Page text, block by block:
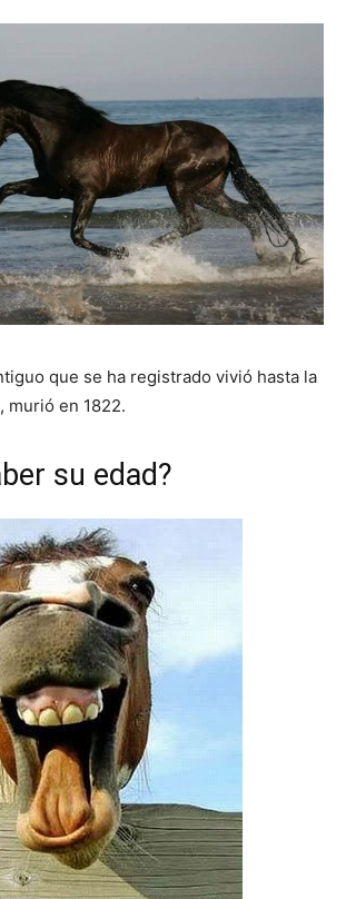
que se ha registrado vivió hasta la
murió en 1822.
su edad?